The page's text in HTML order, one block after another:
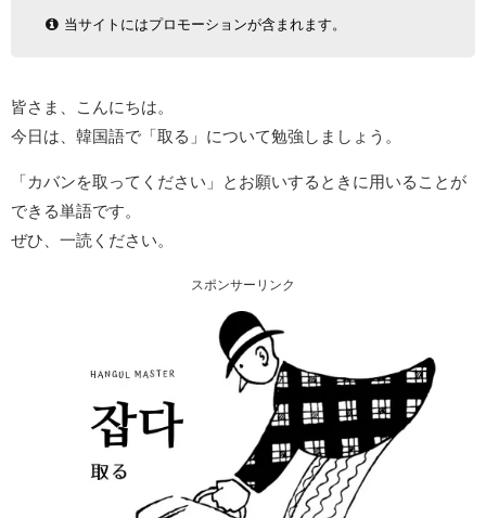
当サイトにはプロモーションが含まれます。
皆さま、こんにちは。
今日は、韓国語で「取る」について勉強しましょう。
「カバンを取ってください」とお願いするときに用いることが
できる単語です。
ぜひ、一読ください。
スポンサーリンク